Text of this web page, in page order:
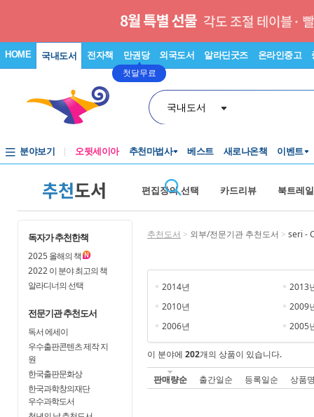
HOME 국내도서 전자책 만권당
첫달무료
외국도서 알라딘굿즈 온라인중고
국내도서
분야보기 오뒷세이아 추천마법사 베스트 새로나온책 이벤트
추천도서 편집장의 선택 카드리뷰 북트레
독자가 추천한책
2025올해의 책
2022이 분야 최고의 책
알라디너의 선택
전문기관 추천도서
독서 에세이
우수출판콘텐츠 제작 지
원
한국출판문화상
한국과학창의재단
우수과학도서
추천도서 > 외부/전문기관 추천도서 > seri -
2014년
2013
2010년
2009
2006년
2005
이 분야에 202개의 상품이 있습니다.
판매량순 출간일순 등록일순 상품